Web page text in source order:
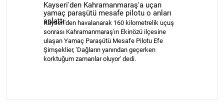
Kayseri'den Kahramanmaraş'a uçan
yamaç paraşütü mesafe pilotu o anları
anlattı
Kayseri'den havalanarak 160 kilometrelik uçuş
sonrası Kahramanmaraş'ın Ekinözü ilçesine
ulaşan Yamaç Paraşütü Mesafe Pilotu Efe
Şimşeklier, 'Dağların yanından geçerken
korktuğum zamanlar oluyor' dedi.